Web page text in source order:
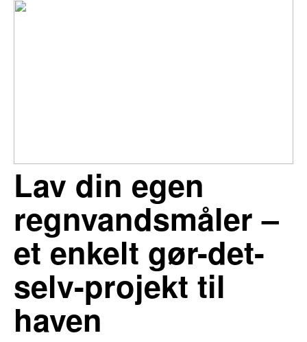
Lav din egen
regnvandsmåler –
et enkelt gør-det-
selv-projekt til
haven